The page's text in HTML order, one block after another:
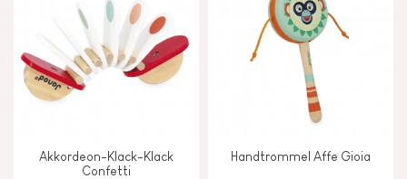
Akkordeon-Klack-Klack
Confetti
Handtrommel Affe Gioia